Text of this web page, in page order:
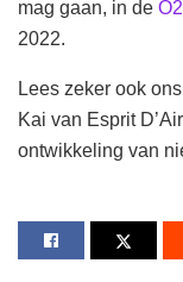
mag gaan, in de
2022.
Lees zeker ook ons
Kai van Esprit
ontwikkeling van